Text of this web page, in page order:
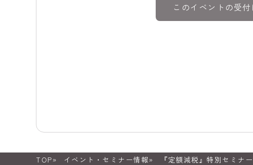
このイベントの受
TOP イベント・セミナー情報 『定額減税』特別セミナー